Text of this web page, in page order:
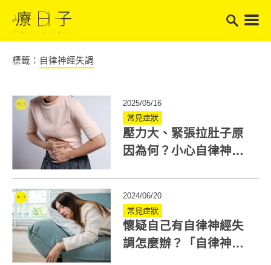
標籤： 自律神經失調
2025/05/16
常見症狀
壓力大、緊張拉肚子原
因為何？小心自律神經
2024/06/20
常見症狀
懷疑自己有自律神經失
調怎麼辦？「自律神經